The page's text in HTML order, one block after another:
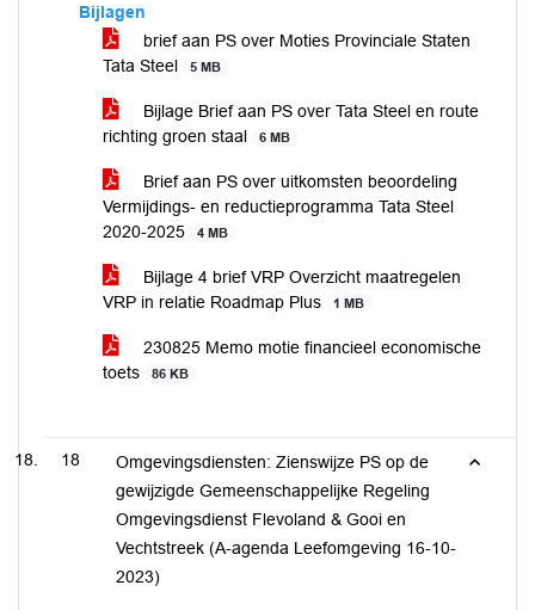
Bijlagen
brief aan PS over Moties Provinciale Staten
Tata Steel
5 MB
Bijlage Brief aan PS over Tata Steel en route
richting groen staal
6 MB
Brief aan PS over uitkomsten beoordeling
Vermijdings- en reductieprogramma Tata Steel
2020-2025
4 MB
Bijlage 4 brief VRP Overzicht maatregelen
VRP in relatie Roadmap Plus
1 MB
230825 Memo motie financieel economische
toets
86 KB
18
Omgevingsdiensten: Zienswijze PS op de
gewijzigde Gemeenschappelijke Regeling
Omgevingsdienst Flevoland & Gooi en
Vechtstreek (A-agenda Leefomgeving 16-10-
2023)